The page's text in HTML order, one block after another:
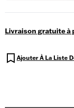
Livraison gratuite à
Ajouter À La Liste